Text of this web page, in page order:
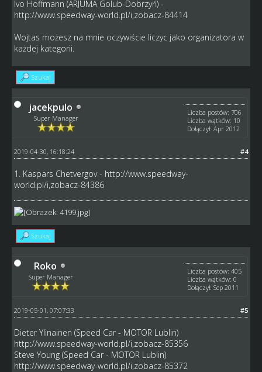
Ivo Hoffmann (ARJUMA Golub-Dobrzyń) -
http://www.speedway-world.pl/i,zobacz-84414
Wojtas możesz na mnie oczywiście liczyc jako organizatora w
każdej kategorii.
Szukaj
jacekpulo
Super Manager
Liczba postów: 706
Liczba wątków: 10
Dołączył: Apr 2012
#4
2019-04-30, 16:18:24
1. Kaspars Chetvergov - http://www.speedway-
world.pl/i,zobacz-84386
Szukaj
Roko
Super Manager
Liczba postów: 405
Liczba wątków: 0
Dołączył: Sep 2011
#5
2019-05-01, 07:07:33
Dieter Ylinainen (Speed Car - MOTOR Lublin)
http://www.speedway-world.pl/i,zobacz-85356
Steve Young (Speed Car - MOTOR Lublin)
http://www.speedway-world.pl/i,zobacz-85372